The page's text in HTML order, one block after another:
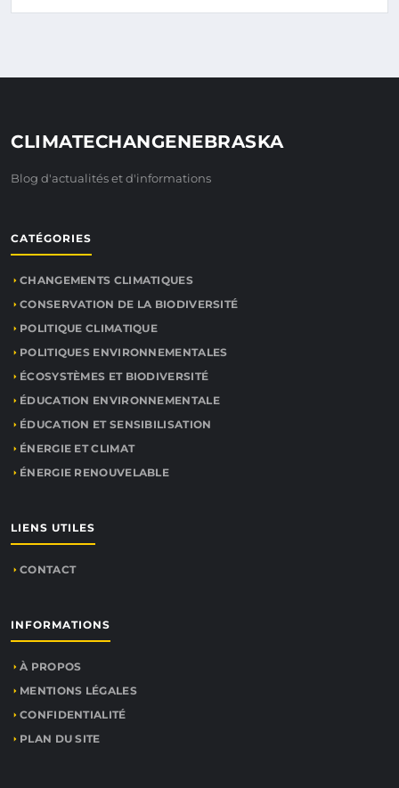
CLIMATECHANGENEBRASKA
Blog d'actualités et d'informations
CATÉGORIES
CHANGEMENTS CLIMATIQUES
CONSERVATION DE LA BIODIVERSITÉ
POLITIQUE CLIMATIQUE
POLITIQUES ENVIRONNEMENTALES
ÉCOSYSTÈMES ET BIODIVERSITÉ
ÉDUCATION ENVIRONNEMENTALE
ÉDUCATION ET SENSIBILISATION
ÉNERGIE ET CLIMAT
ÉNERGIE RENOUVELABLE
LIENS UTILES
CONTACT
INFORMATIONS
À PROPOS
MENTIONS LÉGALES
CONFIDENTIALITÉ
PLAN DU SITE